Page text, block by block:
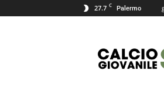
27.7 C Palermo